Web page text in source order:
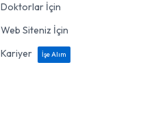
Doktorlar İçin
Web Siteniz İçin
Kariyer
İşe Alım